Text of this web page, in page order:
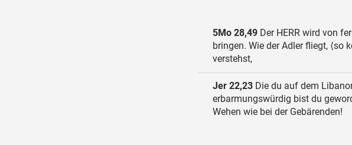
5Mo 28,49 Der HERR wird von
bringen. Wie der Adler fliegt, ⟨so
verstehst,
Jer 22,23 Die du auf dem
erbarmungswürdig bist du
Wehen wie bei der Gebärenden!